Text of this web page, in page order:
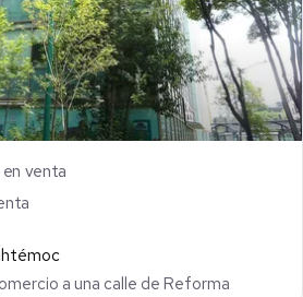
en venta
a una calle de Reforma